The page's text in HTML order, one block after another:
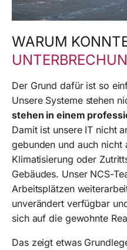
WARUM
Der Grund dafür ist so
Unsere Systeme stehen
stehen in einem
Damit ist unsere IT nicht
gebunden und auch nicht
Klimatisierung oder
Gebäudes. Unser NCS-
Arbeitsplätzen
unverändert verfügbar
sich auf die gewohnte
Das zeigt etwas